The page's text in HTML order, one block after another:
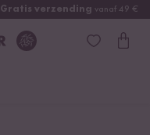
Gratis verzending vanaf 49 €